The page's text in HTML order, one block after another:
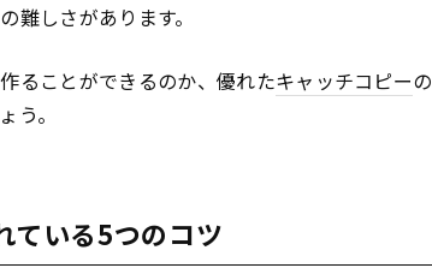
難しさがあります。
ることができるのか、優れたキャッチコピーの
う。
ている5つのコツ